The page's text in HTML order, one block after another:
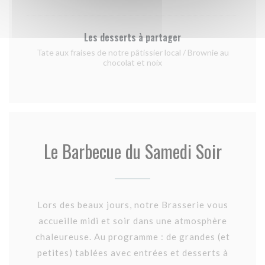
Les desserts à partager
Tate aux fraises de notre pâtissier local / Brownie au
chocolat et noix
Le Barbecue du Samedi Soir
Lors des beaux jours, notre Brasserie vous
accueille midi et soir dans une atmosphère
chaleureuse. Au programme : de grandes (et
petites) tablées avec entrées et desserts à